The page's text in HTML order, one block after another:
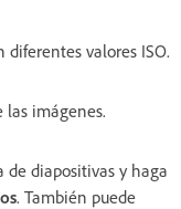
diferentes valores ISO.
las imágenes.
de diapositivas y haga
. También puede